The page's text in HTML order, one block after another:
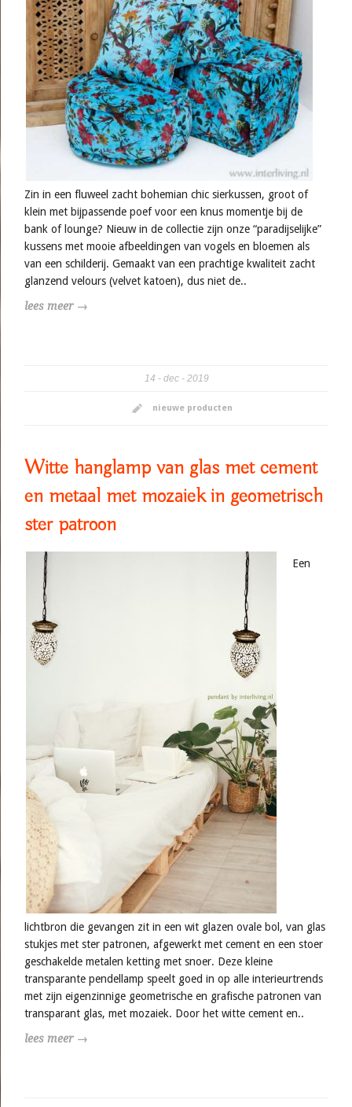
Zin in een fluweel zacht bohemian chic sierkussen, groot of
klein met bijpassende poef voor een knus momentje bij de
bank of lounge? Nieuw in de collectie zijn onze “paradijselijke”
kussens met mooie afbeeldingen van vogels en bloemen als
van een schilderij. Gemaakt van een prachtige kwaliteit zacht
glanzend velours (velvet katoen), dus niet de..
lees meer →
14 dec 2019
nieuwe producten
Witte hanglamp van glas met cement
en metaal met mozaiek in geometrisch
ster patroon
Een
lichtbron die gevangen zit in een wit glazen ovale bol, van glas
stukjes met ster patronen, afgewerkt met cement en een stoer
geschakelde metalen ketting met snoer. Deze kleine
transparante pendellamp speelt goed in op alle interieurtrends
met zijn eigenzinnige geometrische en grafische patronen van
transparant glas, met mozaiek. Door het witte cement en..
lees meer →